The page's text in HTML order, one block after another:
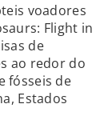
voadores
Flight in
de
ao redor do
fósseis de
Estados